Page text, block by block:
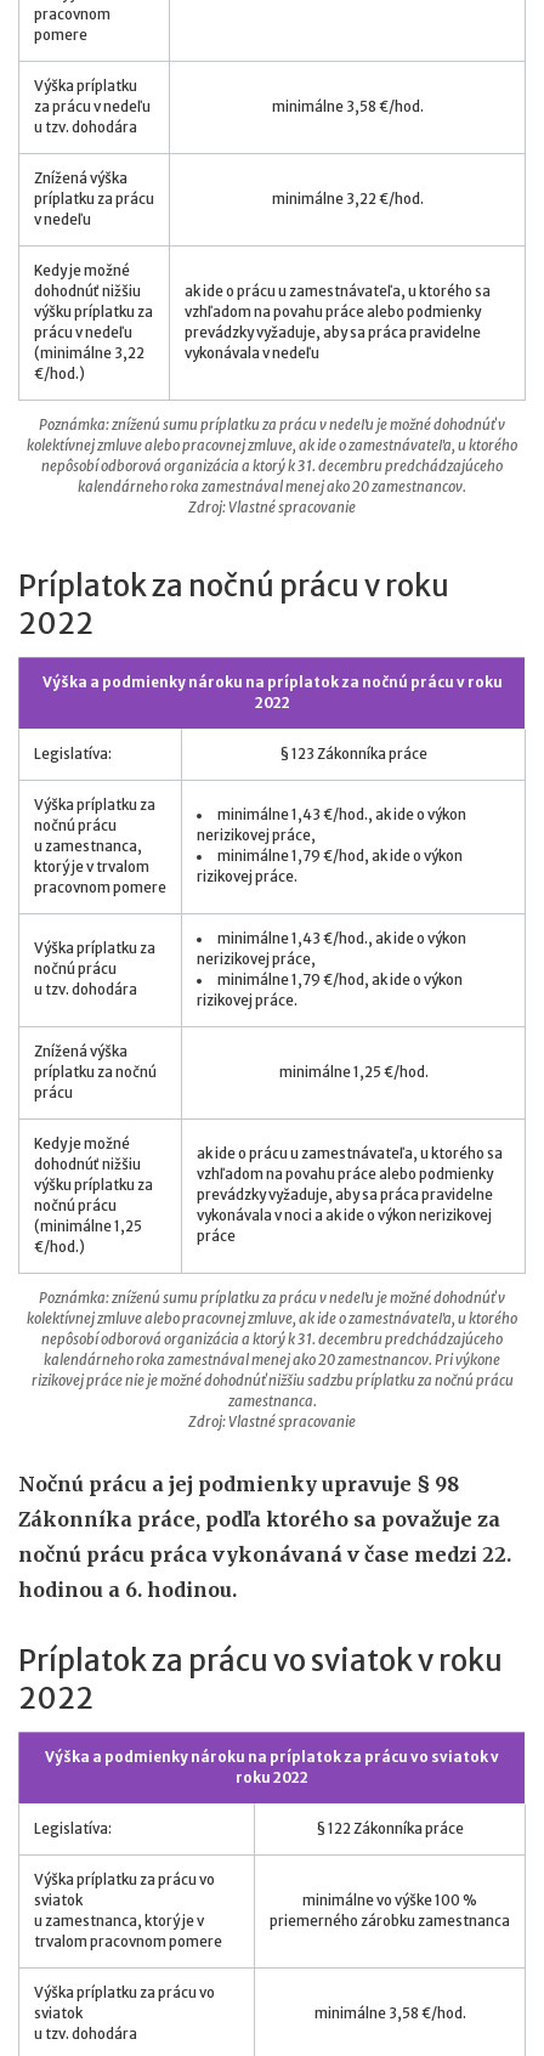
Poznámka: zníženú sumu príplatku za prácu v nedeľu je možné dohodnúť v
kolektívnej zmluve alebo pracovnej zmluve, ak ide o zamestnávateľa, u ktorého
nepôsobí odborová organizácia a ktorý k 31. decembru predchádzajúceho
kalendárneho roka zamestnával menej ako 20 zamestnancov.
Zdroj: Vlastné spracovanie
pracovnom
pomere
Výška príplatku
za prácu v nedeľu
u tzv. dohodára
minimálne 3,58 €/hod.
Znížená výška
príplatku za prácu
v nedeľu
minimálne 3,22 €/hod.
Kedy je možné
dohodnúť nižšiu
výšku príplatku za
prácu v nedeľu
(minimálne 3,22
€/hod.)
ak ide o prácu u zamestnávateľa, u ktorého sa
vzhľadom na povahu práce alebo podmienky
prevádzky vyžaduje, aby sa práca pravidelne
vykonávala v nedeľu
Príplatok za nočnú prácu v roku
2022
Poznámka: zníženú sumu príplatku za prácu v nedeľu je možné dohodnúť v
kolektívnej zmluve alebo pracovnej zmluve, ak ide o zamestnávateľa, u ktorého
nepôsobí odborová organizácia a ktorý k 31. decembru predchádzajúceho
kalendárneho roka zamestnával menej ako 20 zamestnancov. Pri výkone
rizikovej práce nie je možné dohodnúť nižšiu sadzbu príplatku za nočnú prácu
zamestnanca.
Zdroj: Vlastné spracovanie
Výška a podmienky nároku na príplatok za nočnú prácu v roku
2022
Legislatíva: § 123 Zákonníka práce
Výška príplatku za
nočnú prácu
u zamestnanca,
ktorý je v trvalom
pracovnom pomere
minimálne 1,43 €/hod., ak ide o výkon
nerizikovej práce,
minimálne 1,79 €/hod, ak ide o výkon
rizikovej práce.
Výška príplatku za
nočnú prácu
u tzv. dohodára
minimálne 1,43 €/hod., ak ide o výkon
nerizikovej práce,
minimálne 1,79 €/hod, ak ide o výkon
rizikovej práce.
Znížená výška
príplatku za nočnú
prácu
minimálne 1,25 €/hod.
Kedy je možné
dohodnúť nižšiu
výšku príplatku za
nočnú prácu
(minimálne 1,25
€/hod.)
ak ide o prácu u zamestnávateľa, u ktorého sa
vzhľadom na povahu práce alebo podmienky
prevádzky vyžaduje, aby sa práca pravidelne
vykonávala v noci a ak ide o výkon nerizikovej
práce
Nočnú prácu a jej podmienky upravuje § 98
Zákonníka práce, podľa ktorého sa považuje za
nočnú prácu práca vykonávaná v čase medzi 22.
hodinou a 6. hodinou.
Príplatok za prácu vo sviatok v roku
2022
Výška a podmienky nároku na príplatok za prácu vo sviatok v
roku 2022
Legislatíva: § 122 Zákonníka práce
Výška príplatku za prácu vo
sviatok
u zamestnanca, ktorý je v
trvalom pracovnom pomere
minimálne vo výške 100 %
priemerného zárobku zamestnanca
Výška príplatku za prácu vo
sviatok
u tzv. dohodára
minimálne 3,58 €/hod.